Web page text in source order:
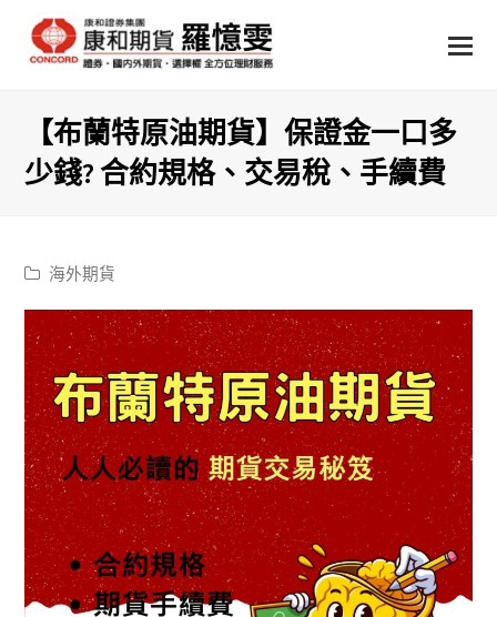
【布蘭特原油期貨】保證金一口多
少錢? 合約規格、交易稅、手續費
海外期貨